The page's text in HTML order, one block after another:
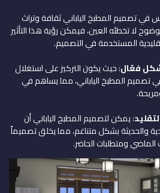
في تصميم المطبخ الياباني ثقافة وتراث
لا تخطئه العين، فيمكن رؤية هذا التأثير
المستخدمة في التصميم.
فعّال: حيث يكون التركيز على استغلال
تصميم المطبخ الياباني، مما يساهم في
: يمكن لتصميم المطبخ الياباني أن
والحديثة بشكل متناغم، مما يخلق تصميماً
الماضي ومتطلبات الحاضر.